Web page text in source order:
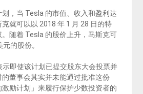
，当 Tesla 的市值、收入和盈利达
就可以以 2018 年 1 月 28 日的特
随着 Tesla 的股价上升，马斯克可
的股份。
即使该计划已提交股东大会投票并
董事会其实并未能通过批准这份
激励计划」来履行保护少数投资者的